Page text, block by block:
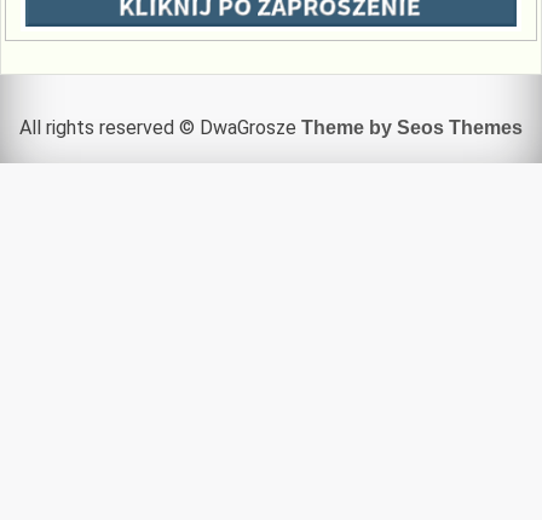
All rights reserved © DwaGrosze Theme by Seos Themes